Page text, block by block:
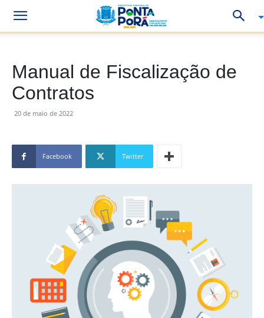
Manual de Fiscalização de
Contratos
20 de maio de 2022
Facebook Twitter